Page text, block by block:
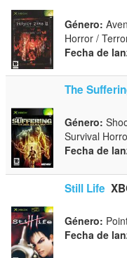
Género:
Horror /
Fecha de
The
Género:
Survival
Fecha de
Still Life
Género:
Fecha de